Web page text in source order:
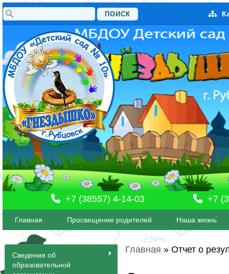
Форма поиска
Поиск
+7 (38557) 4-14-03 +7
Главная Просвещение родителей Наша жизнь
Сведения об
образовательной
Вы здесь
Главная » Отчет о